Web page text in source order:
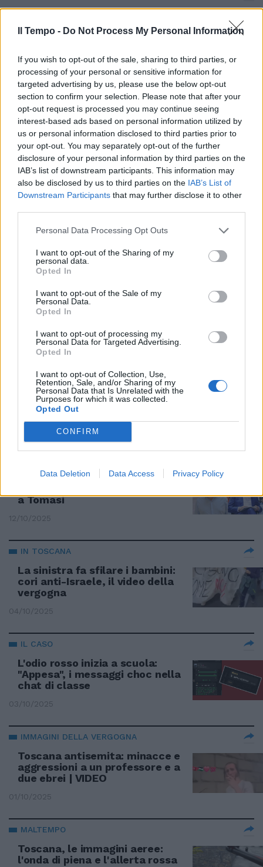
Il Tempo - Do Not Process My Personal Information
If you wish to opt-out of the sale, sharing to third parties, or
processing of your personal or sensitive information for
targeted advertising by us, please use the below opt-out
section to confirm your selection. Please note that after your
opt-out request is processed you may continue seeing
interest-based ads based on personal information utilized by
us or personal information disclosed to third parties prior to
your opt-out. You may separately opt-out of the further
disclosure of your personal information by third parties on the
IAB’s list of downstream participants. This information may
also be disclosed by us to third parties on the IAB’s List of
Downstream Participants that may further disclose it to other
Personal Data Processing Opt Outs
I want to opt-out of the Sharing of my
personal data.
Opted In
I want to opt-out of the Sale of my
Personal Data.
Opted In
I want to opt-out of processing my
Personal Data for Targeted Advertising.
Opted In
I want to opt-out of Collection, Use,
Retention, Sale, and/or Sharing of my
Personal Data that Is Unrelated with the
Purposes for which it was collected.
Opted Out
CONFIRM
Data Deletion Data Access Privacy Policy
Elicottero con due persone a
bordo scompare tra Toscana e
Marche
TOSCANA ROSSA
La fedelissima di Giani è il
"giallo" sulle pressioni per
togliere la multa
07/11/2025
DELUSIONE
Vannacci (Lega) non fa drammi
per il ko in Toscana: "Nessuna
| GUARDA
22/10/2025
Toscana, Giani confermato
governatore. E Renzi esulta
13/10/2025
Regionali Toscana, crolla
l'affluenza: è al di sotto del 10
per cento
12/10/2025
Toscana al voto. Per il Giani bis
a Tomasi
12/10/2025
IN TOSCANA
La sinistra fa sfilare i bambini:
cori anti-Israele, il video della
vergogna
04/10/2025
IL CASO
L'odio rosso inizia a scuola:
"Appesa", i messaggi choc nella
chat di classe
03/10/2025
IMMAGINI DELLA VERGOGNA
Toscana antisemita: minacce e
aggressioni a un professore e a
due ebrei | VIDEO
01/10/2025
MALTEMPO
Toscana, le immagini aeree:
l'onda di piena e l'allerta rossa